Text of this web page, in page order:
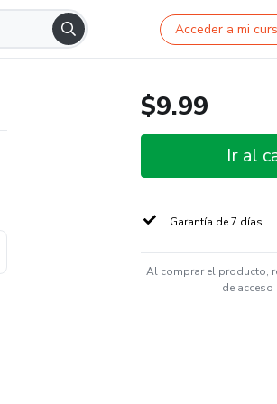
Acceder a mi
$9.99
Ir al
Garantía de 7 días
Al comprar el producto,
de